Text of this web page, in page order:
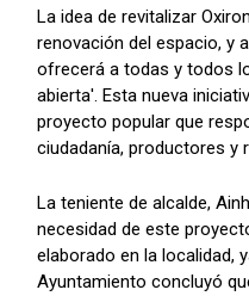
La idea de revitalizar
renovación del espacio, y a
ofrecerá a todas y todos
abierta'. Esta nueva
proyecto popular que
ciudadanía, productores y
La teniente de alcalde,
necesidad de este
elaborado en la localidad,
Ayuntamiento concluyó